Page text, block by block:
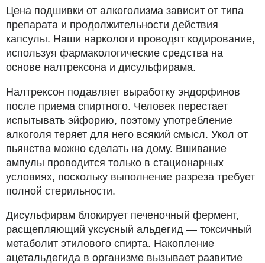
Цена подшивки от алкоголизма зависит от типа
препарата и продолжительности действия
капсулы. Наши наркологи проводят кодирование,
используя фармакологические средства на
основе налтрексона и дисульфирама.
Налтрексон подавляет выработку эндорфинов
после приема спиртного. Человек перестает
испытывать эйфорию, поэтому употребление
алкоголя теряет для него всякий смысл. Укол от
пьянства можно сделать на дому. Вшивание
ампулы проводится только в стационарных
условиях, поскольку выполнение разреза требует
полной стерильности.
Дисульфирам блокирует печеночный фермент,
расщепляющий уксусный альдегид — токсичный
метаболит этилового спирта. Накопление
ацетальдегида в организме вызывает развитие